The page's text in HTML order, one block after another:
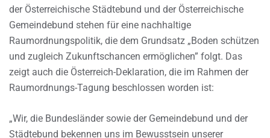
der Österreichische Städtebund und der Österreichische
Gemeindebund stehen für eine nachhaltige
Raumordnungspolitik, die dem Grundsatz „Boden schützen
und zugleich Zukunftschancen ermöglichen” folgt. Das
zeigt auch die Österreich-Deklaration, die im Rahmen der
Raumordnungs-Tagung beschlossen worden ist:
„Wir, die Bundesländer sowie der Gemeindebund und der
Städtebund bekennen uns im Bewusstsein unserer